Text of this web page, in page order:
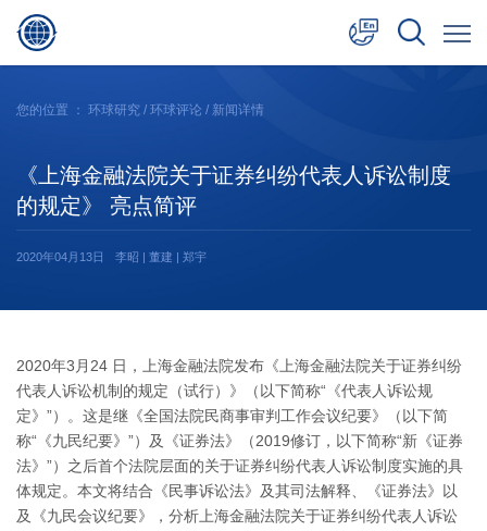
日本語
您的位置 ： 环球研究 / 环球评论 / 新闻详情
《上海金融法院关于证券纠纷代表人诉讼制度
的规定》 亮点简评
2020年04月13日 李昭 | 董建 | 郑宇
2020年3月24 日，上海金融法院发布《上海金融法院关于证券纠纷
代表人诉讼机制的规定（试行）》（以下简称“《代表人诉讼规
定》”）。这是继《全国法院民商事审判工作会议纪要》（以下简
称“《九民纪要》”）及《证券法》（2019修订，以下简称“新《证券
法》”）之后首个法院层面的关于证券纠纷代表人诉讼制度实施的具
体规定。本文将结合《民事诉讼法》及其司法解释、《证券法》以
及《九民会议纪要》，分析上海金融法院关于证券纠纷代表人诉讼